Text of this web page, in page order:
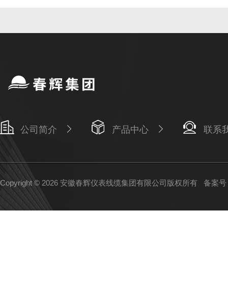
公司简介 产品中心 联系
Copyright © 2026 安徽春辉仪表线缆集团有限公司版权所有 备案号